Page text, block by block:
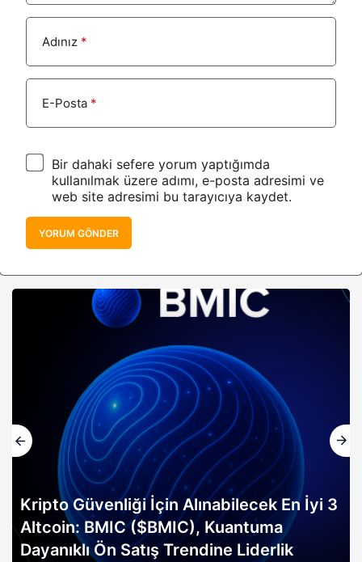
Adınız *
E-Posta *
Bir dahaki sefere yorum yaptığımda
kullanılmak üzere adımı, e-posta adresimi ve
web site adresimi bu tarayıcıya kaydet.
YORUM GÖNDER
İyi 3
Altın rallisi, 2026 Bitcoin boğa
erken sinyali mi? Bitwise analisti